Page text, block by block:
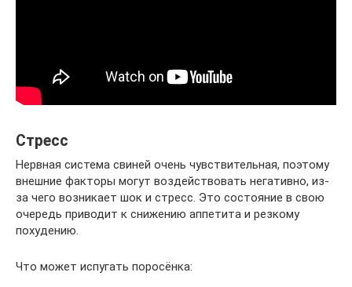
Стресс
Нервная система свиней очень чувствительная, поэтому
внешние факторы могут воздействовать негативно, из-
за чего возникает шок и стресс. Это состояние в свою
очередь приводит к снижению аппетита и резкому
похудению.
Что может испугать поросёнка: